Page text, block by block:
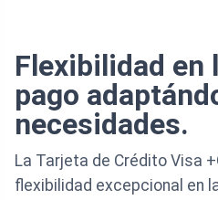
Flexibilidad en
pago
necesidades.
La Tarjeta de Crédito Visa
flexibilidad excepcional en